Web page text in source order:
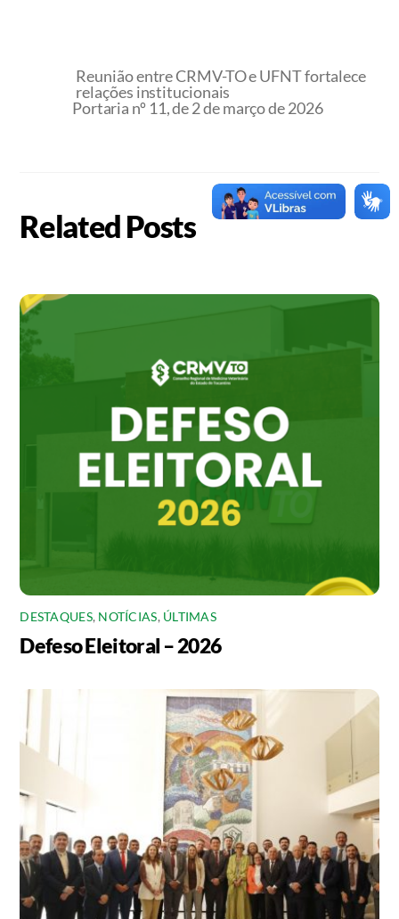
Reunião entre CRMV-TO e UFNT fortalece
relações institucionais
Portaria nº 11, de 2 de março de 2026
Related Posts
DESTAQUES, NOTÍCIAS, ÚLTIMAS
Defeso Eleitoral – 2026